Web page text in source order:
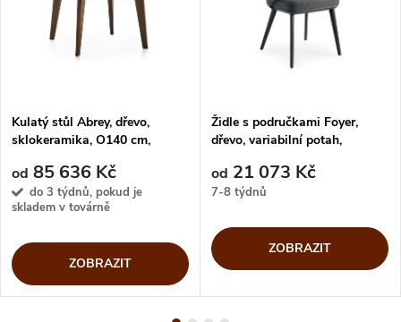
Kulatý stůl Abrey, dřevo,
sklokeramika, O140 cm,
od 85 636 Kč
do 3 týdnů, pokud je
skladem v továrně
ZOBRAZIT
Židle s područkami Foyer,
dřevo, variabilní potah,
od 21 073 Kč
7-8 týdnů
ZOBRAZIT